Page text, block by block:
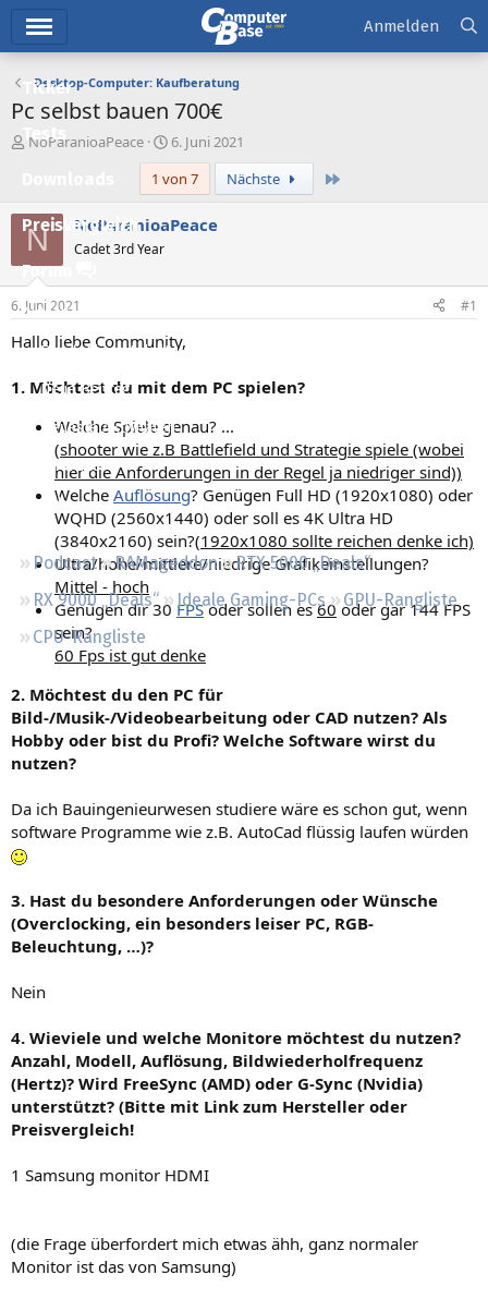
Ticker
Tests
Preisvergleich
Forum
Aktuelles
Empfohlene Inhalte
Neue Beiträge
Neueste Aktivitäten
Leserartikel
Regeln
Podcast RAMageddon
RTX 5000 „Deals“
RX 9000 „Deals“
Ideale Gaming-PCs
GPU-Rangliste
CPU-Rangliste
Anmelden
Desktop-Computer: Kaufberatung
Pc selbst bauen 700€
E
e
e
NoParanioaPeace
E
r
s
t
e
m
6. Juni 2021
1 von 7
Nächste
N NoParanioaPeace
Cadet 3rd Year
6. Juni 2021 #1
Hallo liebe Community,
1. Möchtest du mit dem PC spielen?
Welche Spiele genau? ...
(shooter wie z.B Battlefield und Strategie spiele (wobei
hier die Anforderungen in der Regel ja niedriger sind))
Welche Auflösung? Genügen Full HD (1920x1080) oder
WQHD (2560x1440) oder soll es 4K Ultra HD
(3840x2160) sein?(1920x1080 sollte reichen denke ich)
Ultra/hohe/mittlere/niedrige Grafikeinstellungen?
Mittel - hoch
Genügen dir 30 FPSoder sollen es60oder gar 144 FPS
sein?
60 Fps ist gut denke
2. Möchtest du den PC für
Bild-/Musik-/Videobearbeitung oder CAD nutzen? Als
Hobby oder bist du Profi? Welche Software wirst du
nutzen?
Da ich Bauingenieurwesen studiere wäre es schon gut, wenn
software Programme wie z.B. AutoCad flüssig laufen würden
3. Hast du besondere Anforderungen oder Wünsche
(Overclocking, ein besonders leiser PC, RGB-
Beleuchtung, …)?
Nein
4. Wieviele und welche Monitore möchtest du nutzen?
Anzahl, Modell, Auflösung, Bildwiederholfrequenz
(Hertz)? Wird FreeSync (AMD) oder G-Sync (Nvidia)
unterstützt? (Bitte mit Link zum Hersteller oder
Preisvergleich!
1 Samsung monitor HDMI
(die Frage überfordert mich etwas ähh, ganz normaler
Monitor ist das von Samsung)